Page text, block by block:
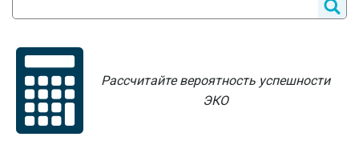
Рассчитайте вероятность успешности
ЭКО